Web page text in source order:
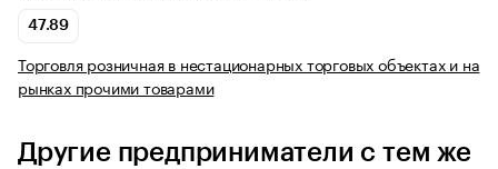
47.89
Торговля розничная в нестационарных торговых объектах и на
рынках прочими товарами
Другие предприниматели с тем же